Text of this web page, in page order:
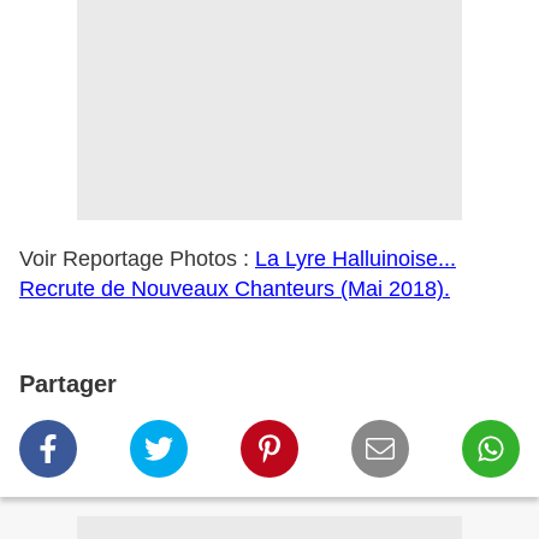
Voir Reportage Photos : La Lyre Halluinoise...
Recrute de Nouveaux Chanteurs (Mai 2018).
Partager